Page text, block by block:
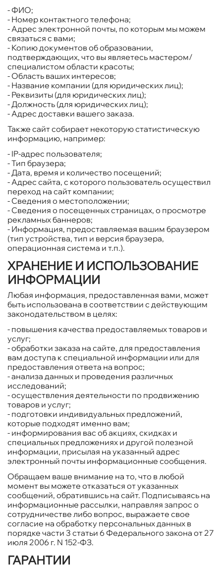
- ФИО;
- Номер контактного телефона;
- Адрес электронной почты, по которым мы можем
связаться с вами;
- Копию документов об образовании,
подтверждающих, что вы являетесь мастером/
специалистом области красоты;
- Область ваших интересов;
- Название компании (для юридических лиц);
- Реквизиты (для юридических лиц);
- Должность (для юридических лиц);
- Адрес доставки вашего заказа.
Также сайт собирает некоторую статистическую
информацию, например:
- IP-адрес пользователя;
- Тип браузера;
- Дата, время и количество посещений;
- Адрес сайта, с которого пользователь осуществил
переход на сайт компании;
- Сведения о местоположении;
- Сведения о посещенных страницах, о просмотре
рекламных баннеров;
- Информация, предоставляемая вашим браузером
(тип устройства, тип и версия браузера,
операционная система и т.п.).
ХРАНЕНИЕ И ИСПОЛЬЗОВАНИЕ
ИНФОРМАЦИИ
Любая информация, предоставленная вами, может
быть использована в соответствии с действующим
законодательством в целях:
- повышения качества предоставляемых товаров и
услуг;
- обработки заказа на сайте, для предоставления
вам доступа к специальной информации или для
предоставления ответа на вопрос;
- анализа данных и проведения различных
исследований;
- осуществления деятельности по продвижению
товаров и услуг;
- подготовки индивидуальных предложений,
которые подходят именно вам;
- информирования вас об акциях, скидках и
специальных предложениях и другой полезной
информации, присылая на указанный адрес
электронный почты информационные сообщения.
Обращаем ваше внимание на то, что в любой
момент вы можете отказаться от указанных
сообщений, обратившись на сайт. Подписываясь на
информационные рассылки, направляя запрос о
сотрудничестве либо вопрос, выражаете свое
согласие на обработку персональных данных в
порядке части 3 статьи 6 Федерального закона от 27
июля 2006 г. N 152-ФЗ.
ГАРАНТИИ